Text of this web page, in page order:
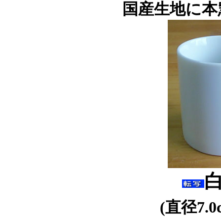
国産生地に
(直径